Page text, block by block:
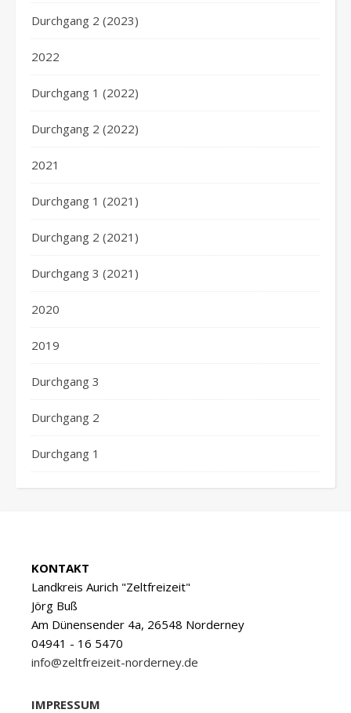
Durchgang 2 (2023)
2022
Durchgang 1 (2022)
Durchgang 2 (2022)
2021
Durchgang 1 (2021)
Durchgang 2 (2021)
Durchgang 3 (2021)
2020
2019
Durchgang 3
Durchgang 2
Durchgang 1
KONTAKT
Landkreis Aurich "Zeltfreizeit"
Jörg Buß
Am Dünensender 4a, 26548 Norderney
04941 - 16 5470
info@zeltfreizeit-norderney.de
IMPRESSUM